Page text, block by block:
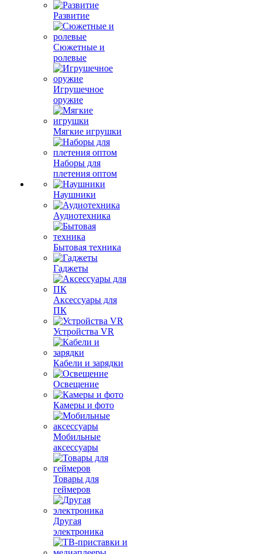
Развитие
Сюжетные и
ролевые
Игрушечное
оружие
Мягкие игрушки
Наборы для
плетения оптом
Наушники
Аудиотехника
Бытовая техника
Гаджеты
Аксессуары для
ПК
Устройства VR
Кабели и зарядки
Освещение
Камеры и фото
Мобильные
аксессуары
Товары для
геймеров
Другая
электроника